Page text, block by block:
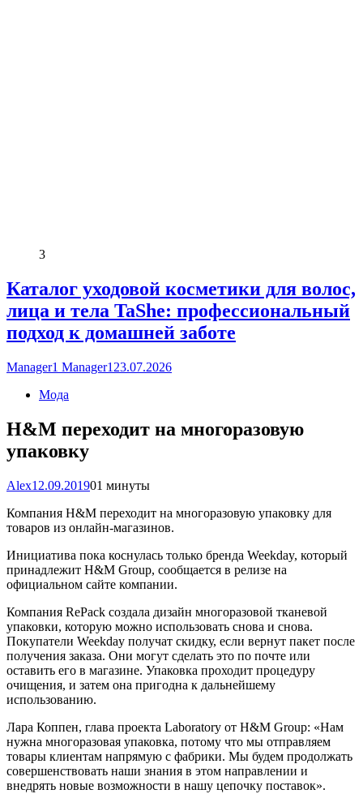
3
Каталог уходовой косметики для волос,
лица и тела TaShe: профессиональный
подход к домашней заботе
Manager1 Manager1 23.07.2026
Мода
H&M переходит на многоразовую
упаковку
Alex12.09.201901 минуты
Компания H&M переходит на многоразовую упаковку для
товаров из онлайн-магазинов.
Инициатива пока коснулась только бренда Weekday, который
принадлежит H&M Group, сообщается в релизе на
официальном сайте компании.
Компания RePack создала дизайн многоразовой тканевой
упаковки, которую можно использовать снова и снова.
Покупатели Weekday получат скидку, если вернут пакет после
получения заказа. Они могут сделать это по почте или
оставить его в магазине. Упаковка проходит процедуру
очищения, и затем она пригодна к дальнейшему
использованию.
Лара Коппен, глава проекта Laboratory от H&M Group: «Нам
нужна многоразовая упаковка, потому что мы отправляем
товары клиентам напрямую с фабрики. Мы будем продолжать
совершенствовать наши знания в этом направлении и
внедрять новые возможности в нашу цепочку поставок».